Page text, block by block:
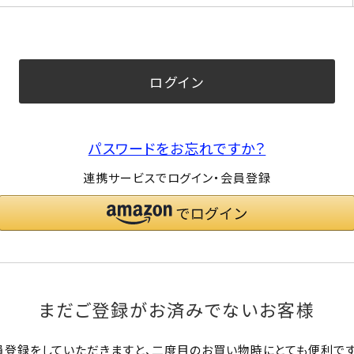
須)
ログイン
パスワードをお忘れですか？
連携サービスでログイン・会員登録
まだご登録がお済みでないお客様
録をしていただきますと、二度目のお買い物時にとても便利です